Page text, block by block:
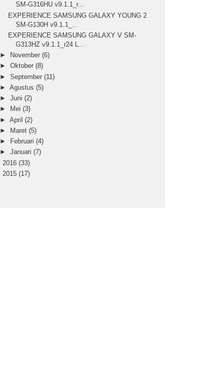
SM-G316HU v9.1.1_r...
EXPERIENCE SAMSUNG GALAXY YOUNG 2
SM-G130H v9.1.1_...
EXPERIENCE SAMSUNG GALAXY V SM-
G313HZ v9.1.1_r24 L...
►
November(6)
►Oktober(8)
►September(11)
►Agustus(5)
►Juni(2)
►
Mei(3)
►April(2)
►
Maret(5)
►
Februari(4)
►Januari(7)
2016 (33)
2015 (17)